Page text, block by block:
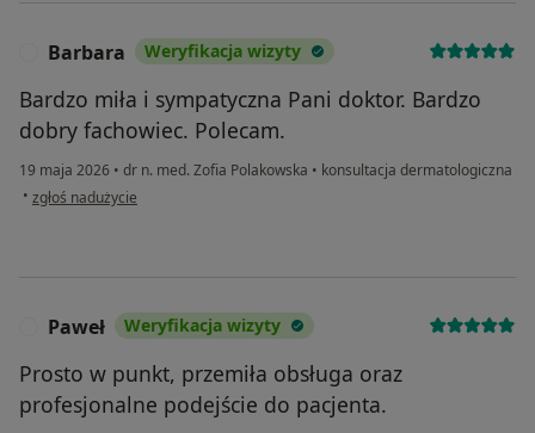
Barbara Weryfikacja wizyty
Bardzo miła i sympatyczna Pani doktor. Bardzo
dobry fachowiec. Polecam.
19 maja 2026 • dr n. med. Zofia Polakowska • konsultacja dermatologiczna
• w opinii użytkownika Barbara
zgłoś nadużycie
Paweł Weryfikacja wizyty
Prosto w punkt, przemiła obsługa oraz
profesjonalne podejście do pacjenta.